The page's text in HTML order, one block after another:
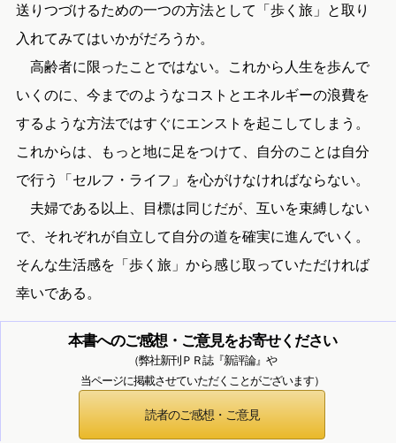
送りつづけるための一つの方法として「歩く旅」と取り
入れてみてはいかがだろうか。
高齢者に限ったことではない。これから人生を歩んで
いくのに、今までのようなコストとエネルギーの浪費を
するような方法ではすぐにエンストを起こしてしまう。
これからは、もっと地に足をつけて、自分のことは自分
で行う「セルフ・ライフ」を心がけなければならない。
夫婦である以上、目標は同じだが、互いを束縛しない
で、それぞれが自立して自分の道を確実に進んでいく。
そんな生活感を「歩く旅」から感じ取っていただければ
幸いである。
本書へのご感想・ご意見をお寄せください
（弊社新刊ＰＲ誌『新評論』や
当ページに掲載させていただくことがございます）
読者のご感想・ご意見